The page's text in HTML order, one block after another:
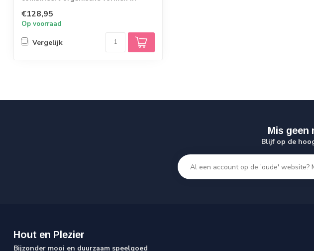
€128,95
Op voorraad
Vergelijk
Mis geen
Blijf op de
Hout en Plezier
Bijzonder mooi en duurzaam speelgoed